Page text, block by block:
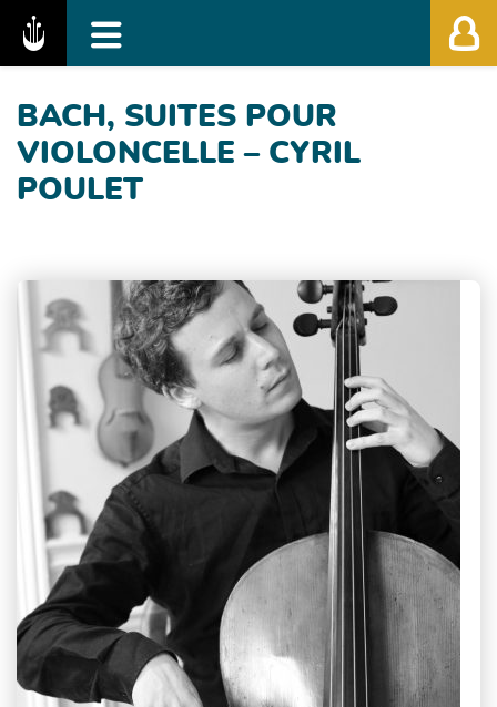
Fédération des Festivals de Musique
BACH, SUITES POUR
VIOLONCELLE – CYRIL
POULET